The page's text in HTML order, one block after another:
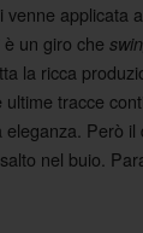
venne applicata
è un giro che
la ricca
ultime tracce
eleganza. Però il
nel buio.